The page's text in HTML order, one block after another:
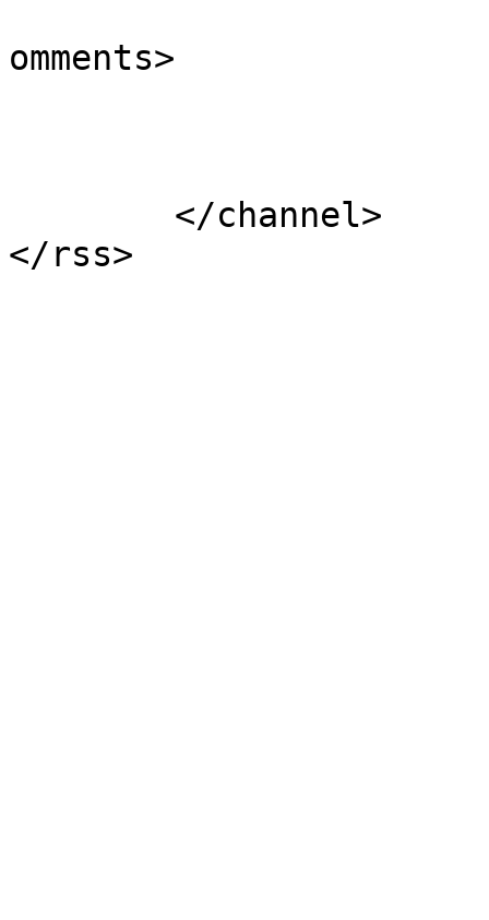
omments>